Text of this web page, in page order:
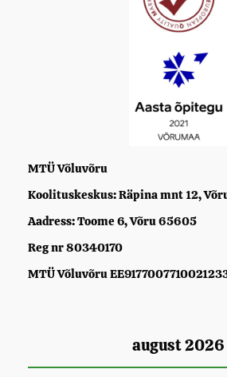
MTÜ Võluvõru
Koolituskeskus: Räpina mnt 12,
Aadress: Toome 6, Võru 65605
Reg nr 80340170
MTÜ Võluvõru
august 2026